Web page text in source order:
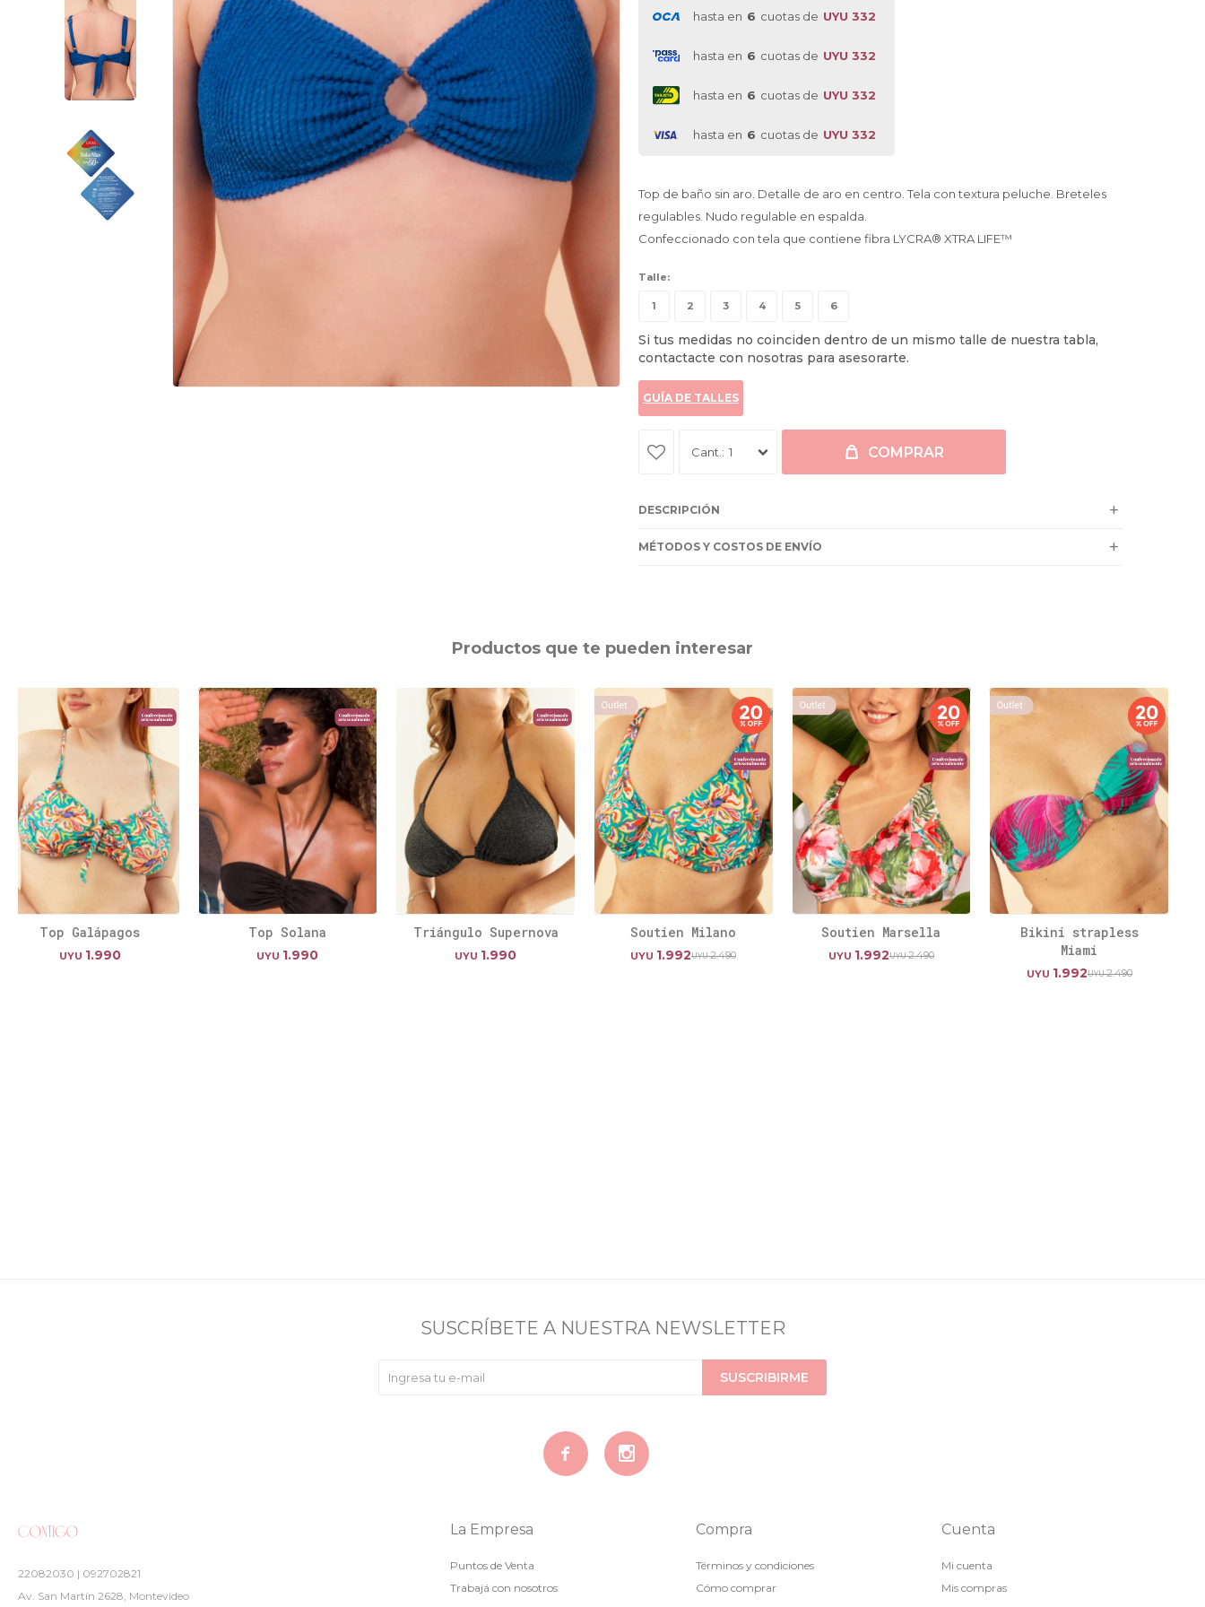
hasta en 6 cuotas de UYU 332
hasta en 6 cuotas de UYU 332
hasta en 6 cuotas de UYU 332
hasta en 6 cuotas de UYU 332
Top de baño sin aro. Detalle de aro en centro. Tela con textura peluche. Breteles
regulables. Nudo regulable en espalda.
Confeccionado con tela que contiene fibra LYCRA® XTRA LIFE™
Talle:
1 2 3 4 5 6
Si tus medidas no coinciden dentro de un mismo talle de nuestra tabla,
contactacte con nosotras para asesorarte.
GUÍA DE TALLES
1 COMPRAR
DESCRIPCIÓN
MÉTODOS Y COSTOS DE ENVÍO
Productos que te pueden interesar
Top Galápagos
UYU 1.990
Top Solana
UYU 1.990
Triángulo Supernova
UYU 1.990
Soutien Milano
UYU 1.992UYU2.490
Soutien Marsella
UYU 1.992UYU2.490
Bikini strapless
Miami
UYU 1.992UYU2.490
22082030 | 092702821
Av. San Martín 2628, Montevideo
La Empresa
Puntos de Venta
Trabajá con nosotros
Compra
Términos y condiciones
Cómo comprar
Cuenta
Mi cuenta
Mis compras
SUSCRÍBETE A NUESTRA NEWSLETTER
SUSCRIBIRME
 